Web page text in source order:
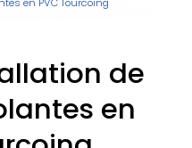
de
en